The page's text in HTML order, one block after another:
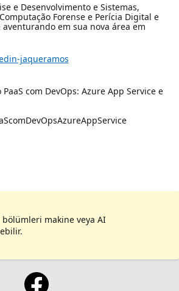
e Desenvolvimento e Sistemas,
Forense e Perícia Digital e
em sua nova área em
jaqueramos
com DevOps: Azure App Service e
bölümleri makine veya AI